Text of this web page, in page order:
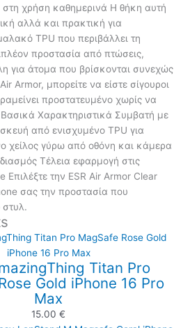
στη χρήση καθημερινά Η θήκη αυτή
αλλά και πρακτική για
TPU που περιβάλλει τη
προστασία από πτώσεις,
για άτομα που βρίσκονται συνεχώς
Armor, μπορείτε να είστε σίγουροι
προστατευμένο χωρίς να
Χαρακτηριστικά Συμβατή με
από ενισχυμένο TPU για
χείλος γύρω από οθόνη και κάμερα
Τέλεια εφαρμογή στις
Επιλέξτε την ESR Air Armor Clear
σας την προστασία που
στυλ.
Titan Pro
Gold iPhone 16 Pro
Max
15.00€